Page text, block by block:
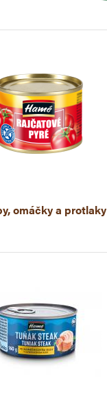
omáčky a protlaky